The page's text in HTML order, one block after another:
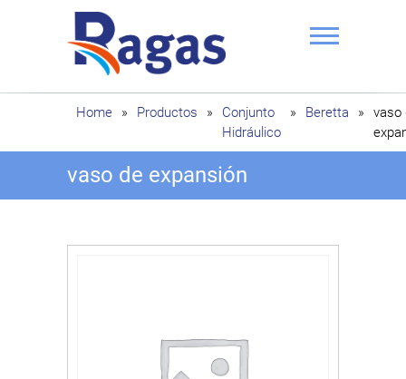
Ragas
Home » Productos »
Conjunto
Hidráulico
» Beretta »
vaso
vaso de expansión